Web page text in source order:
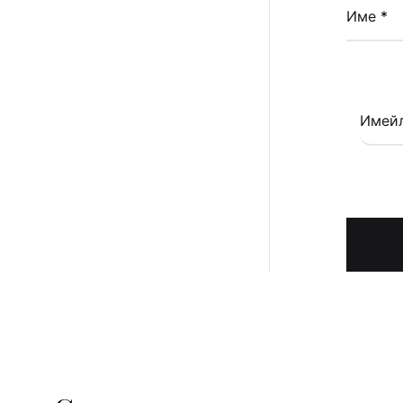
Име *